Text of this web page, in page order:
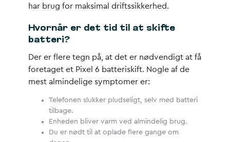
har brug for maksimal driftssikkerhed.
Hvornår er det tid til at skifte
batteri?
Der er flere tegn på, at det er nødvendigt at få
foretaget et Pixel 6 batteriskift. Nogle af de
mest almindelige symptomer er:
Telefonen slukker pludseligt, selv med batteri
tilbage.
Enheden bliver varm ved almindelig brug.
Du er nødt til at oplade flere gange om